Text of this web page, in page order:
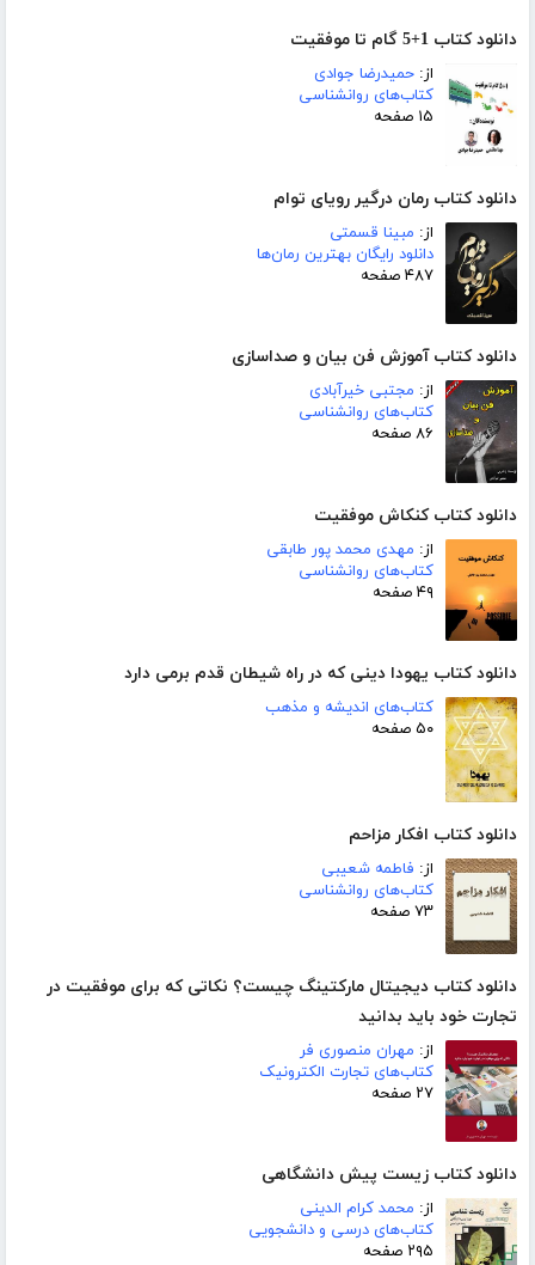
دانلود کتاب 1+5 گام تا موفقیت
از: حمیدرضا جوادی
کتاب‌های روانشناسی
۱۵ صفحه
دانلود کتاب رمان درگیر رویای توام
از: مبینا قسمتی
دانلود رایگان بهترین رمان‌ها
۴۸۷ صفحه
دانلود کتاب آموزش فن بیان و صداسازی
از: مجتبی خیرآبادی
کتاب‌های روانشناسی
۸۶ صفحه
دانلود کتاب کنکاش موفقیت
از: مهدی محمد پور طابقی
کتاب‌های روانشناسی
۴۹ صفحه
دانلود کتاب یهودا دینی که در راه شیطان قدم برمی دارد
کتاب‌های اندیشه و مذهب
۵۰ صفحه
دانلود کتاب افکار مزاحم
از: فاطمه شعیبی
کتاب‌های روانشناسی
۷۳ صفحه
دانلود کتاب دیجیتال مارکتینگ چیست؟ نکاتی که برای موفقیت در
تجارت خود باید بدانید
از: مهران منصوری فر
کتاب‌های تجارت الکترونیک
۲۷ صفحه
دانلود کتاب زیست پیش دانشگاهی
از: محمد کرام الدینی
کتاب‌های درسی و دانشجویی
۲۹۵ صفحه